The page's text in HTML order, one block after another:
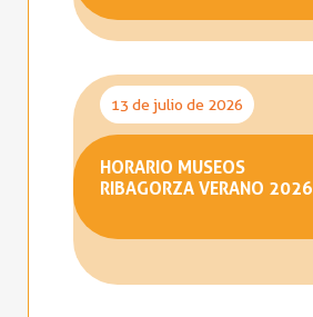
13 de julio de 2026
HORARIO MUSEOS
RIBAGORZA VERANO 2026